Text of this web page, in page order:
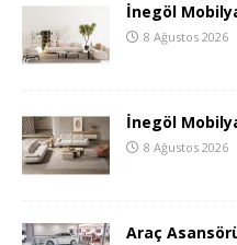
İnegöl
8 Ağustos 2026
İnegöl
8 Ağustos 2026
Araç